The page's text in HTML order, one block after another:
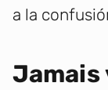
a la
Jamais